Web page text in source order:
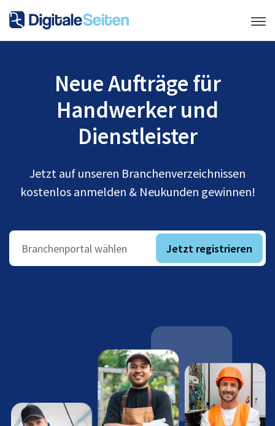
Neue Aufträge für
Handwerker und
Dienstleister
Jetzt auf unseren Branchenverzeichnissen
kostenlos anmelden & Neukunden gewinnen!
Branchenportal wählen Jetzt registrieren